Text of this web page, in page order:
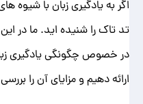
اگر به یادگیری زبان با شیوه
تد تاک را شنیده اید. ما در
در خصوص چگونگی یادگیری
ارائه دهیم و مزایای آن را